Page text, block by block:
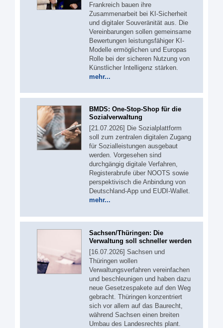
Frankreich bauen ihre
Zusammenarbeit bei KI-Sicherheit
und digitaler Souveränität aus. Die
Vereinbarungen sollen gemeinsame
Bewertungen leistungsfähiger KI-
Modelle ermöglichen und Europas
Rolle bei der sicheren Nutzung von
Künstlicher Intelligenz stärken.
mehr...
BMDS: One-Stop-Shop für die
Sozialverwaltung
[21.07.2026] Die Sozialplattform
soll zum zentralen digitalen Zugang
für Sozialleistungen ausgebaut
werden. Vorgesehen sind
durchgängig digitale Verfahren,
Registerabrufe über NOOTS sowie
perspektivisch die Anbindung von
Deutschland-App und EUDI-Wallet.
mehr...
Sachsen/Thüringen: Die
Verwaltung soll schneller werden
[16.07.2026] Sachsen und
Thüringen wollen
Verwaltungsverfahren vereinfachen
und beschleunigen und haben dazu
neue Gesetzespakete auf den Weg
gebracht. Thüringen konzentriert
sich vor allem auf das Baurecht,
während Sachsen einen breiten
Umbau des Landesrechts plant.